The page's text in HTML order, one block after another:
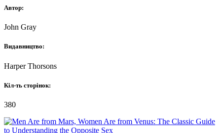
Автор:
John Gray
Видавництво:
Harper Thorsons
Кіл-ть сторінок:
380